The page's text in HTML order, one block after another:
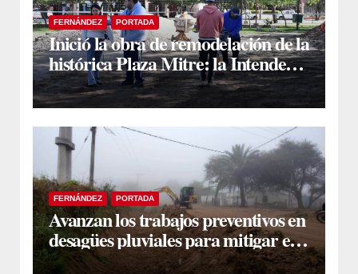
FERNÁNDEZ PORTADA
Inició la obra de remodelación de la
histórica Plaza Mitre: la Intendente
Yanina Iturre supervisó los
primeros trabajos
FERNÁNDEZ PORTADA
Avanzan los trabajos preventivos en
desagües pluviales para mitigar el
impacto de la temporada de lluvias